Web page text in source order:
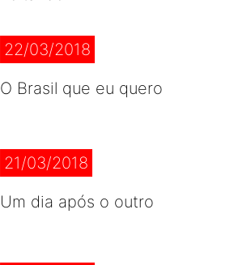
22/03/2018
O Brasil que eu quero
21/03/2018
Um dia após o outro